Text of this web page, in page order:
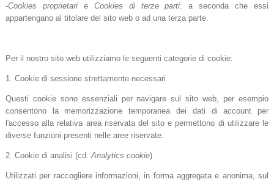
-Cookies proprietarie Cookies di terze parti: a seconda che essi
appartengano al titolare del sito web o ad una terza parte.
Per il nostro sito web utilizziamo le seguenti categorie di cookie:
1. Cookie di sessione strettamente necessari
Questi cookie sono essenziali per navigare sul sito web, per esempio
consentono la memorizzazione temporanea dei dati di account per
l'accesso alla relativa area riservata del sito e permettono di utilizzare le
diverse funzioni presenti nelle aree riservate.
2. Cookie di analisi (cd. Analytics cookie)
Utilizzati per raccogliere informazioni, in forma aggregata e anonima, sul